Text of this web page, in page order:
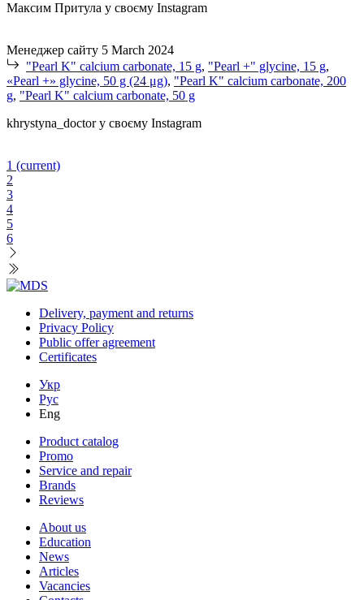
Максим Притула у своєму Instagram
Менеджер сайту 5 March 2024
"Pearl K" calcium carbonate, 15 g, "Pearl +" glycine, 15 g,
«Pearl +» glycine, 50 g (24 μg), "Pearl K" calcium carbonate, 200
g, "Pearl K" calcium carbonate, 50 g
khrystyna_doctor у своєму Instagram
1 (current)
2
3
4
5
6
Delivery, payment and returns
Privacy Policy
Public offer agreement
Certificates
Укр
Рус
Eng
Product catalog
Promo
Service and repair
Brands
Reviews
About us
Education
News
Articles
Vacancies